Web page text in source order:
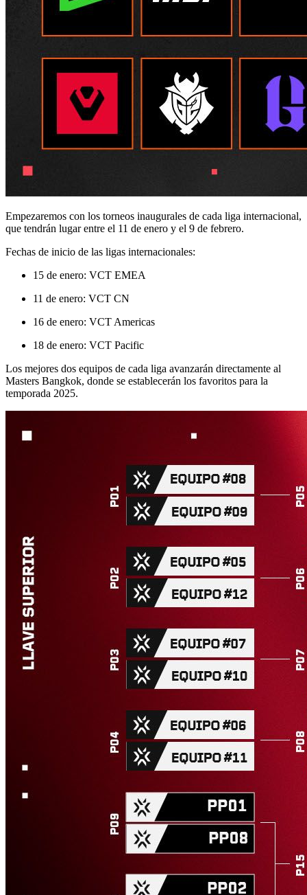
Empezaremos con los torneos inaugurales de cada liga internacional,
que tendrán lugar entre el 11 de enero y el 9 de febrero.
Fechas de inicio de las ligas internacionales:
15 de enero: VCT EMEA
11 de enero: VCT CN
16 de enero: VCT Americas
18 de enero: VCT Pacific
Los mejores dos equipos de cada liga avanzarán directamente al
Masters Bangkok, donde se establecerán los favoritos para la
temporada 2025.